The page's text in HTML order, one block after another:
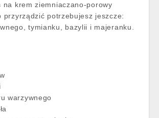
na krem ziemniaczano-porowy
przyrządzić potrzebujesz jeszcze:
tymianku, bazylii i majeranku.
warzywnego